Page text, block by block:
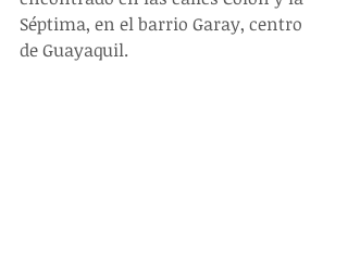
Séptima, en el barrio Garay, centro
de Guayaquil.